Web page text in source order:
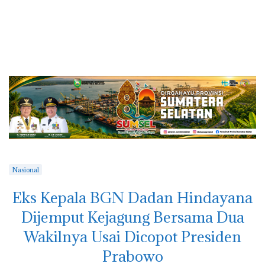
Nasional
Eks Kepala BGN Dadan Hindayana
Dijemput Kejagung Bersama Dua
Wakilnya Usai Dicopot Presiden
Prabowo